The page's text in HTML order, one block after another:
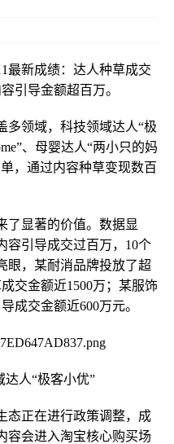
最新成绩：达人种草成交
引导金额超百万。
多领域，科技领域达人“极
、母婴达人“两小只的妈
，通过内容种草变现数百
了显著的价值。数据显
容引导成交过百万，10个
眼，某耐消品牌投放了超
交金额近1500万；某服饰
成交金额近600万元。
达人“极客小优”
态正在进行政策调整，成
容会进入淘宝核心购买场